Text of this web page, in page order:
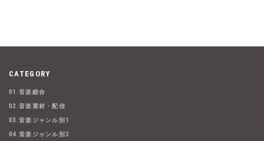
CATEGORY
01.音楽総合
02.音楽素材・配信
03.音楽ジャンル別1
04.音楽ジャンル別2